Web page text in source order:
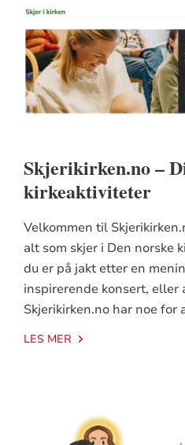
Skjerikirken.no –
kirkeaktiviteter
Velkommen til
alt som skjer i Den norske
du er på jakt etter en
inspirerende konsert, eller
Skjerikirken.no har noe for
LES MER